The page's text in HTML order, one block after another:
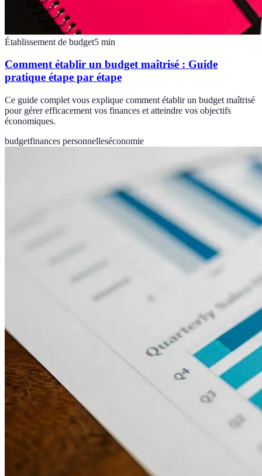
Établissement de budget5 min
Comment établir un budget maîtrisé : Guide
pratique étape par étape
Ce guide complet vous explique comment établir un budget maîtrisé
pour gérer efficacement vos finances et atteindre vos objectifs
économiques.
budgetfinances personnelleséconomie